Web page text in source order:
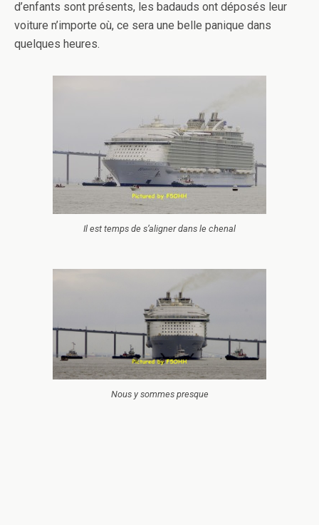
d’enfants sont présents, les badauds ont déposés leur
voiture n’importe où, ce sera une belle panique dans
quelques heures.
Il est temps de s’aligner dans le chenal
Nous y sommes presque